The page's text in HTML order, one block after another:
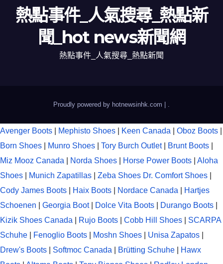
熱點事件_人氣搜尋_熱點新
聞_hot news新聞網
熱點事件_人氣搜尋_熱點新聞
Proudly powered by hotnewsinhk.com |
Avenger Boots Mephisto Shoes Keen Canada Oboz Boots
Born Shoes
Munro Shoes Tory Burch Outlet Brunt Boots
Miz Mooz Canada
Norda Shoes Horse Power Boots
Aloha
Shoes
Munich Zapatillas Zeba Shoes Dr. Comfort Shoes
Cody James Boots
Haix Boots Nordace Canada
Hartjes
Schoenen
Georgia Boot| Dolce Vita Boots Durango Boots
Kizik Shoes Canada
Rujo Boots Cobb Hill Shoes
SCARPA
Schuhe
Fenoglio Boots Moshn Shoes Unisa Zapatos
Drew's Boots
Softmoc Canada Brütting Schuhe
Hawx